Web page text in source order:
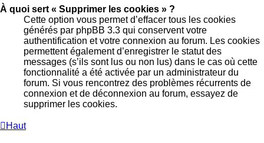
À quoi sert « Supprimer les cookies » ?
Cette option vous permet d’effacer tous les cookies
générés par phpBB 3.3 qui conservent votre
authentification et votre connexion au forum. Les cookies
permettent également d’enregistrer le statut des
messages (s’ils sont lus ou non lus) dans le cas où cette
fonctionnalité a été activée par un administrateur du
forum. Si vous rencontrez des problèmes récurrents de
connexion et de déconnexion au forum, essayez de
supprimer les cookies.
Haut